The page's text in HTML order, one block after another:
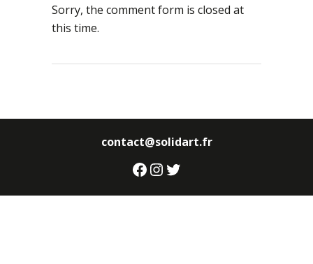
Sorry, the comment form is closed at
this time.
contact@solidart.fr
Facebook
Instagram
Twitter